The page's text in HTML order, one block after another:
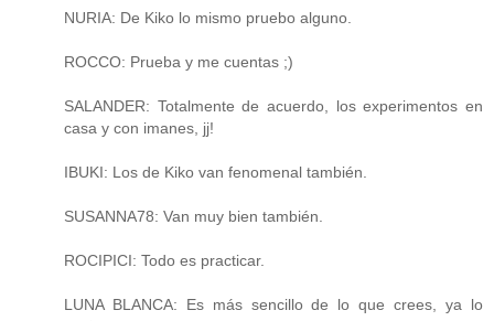
NURIA: De Kiko lo mismo pruebo alguno.
ROCCO: Prueba y me cuentas ;)
SALANDER: Totalmente de acuerdo, los experimentos en
casa y con imanes, jj!
IBUKI: Los de Kiko van fenomenal también.
SUSANNA78: Van muy bien también.
ROCIPICI: Todo es practicar.
LUNA BLANCA: Es más sencillo de lo que crees, ya lo